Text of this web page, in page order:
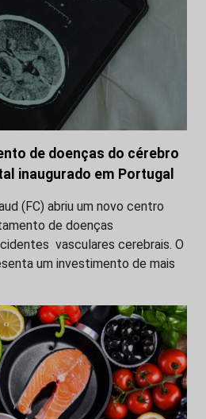
de doenças do cérebro
inaugurado em Portugal
(FC) abriu um novo centro
de doenças
vasculares cerebrais. O
um investimento de mais